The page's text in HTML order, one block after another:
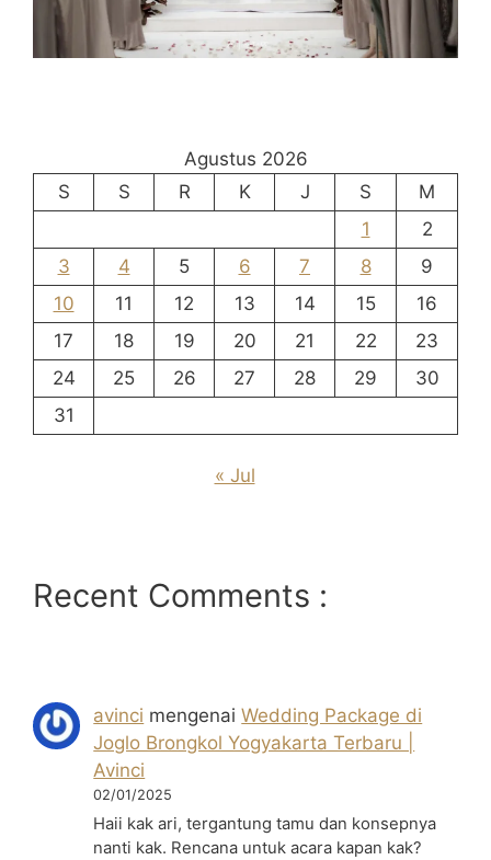
Agustus 2026
S
S R K J S
M
1
2
3
4 5 6 7 8
9
10
11 12 13 14 15
16
17
18 19 20 21 22
23
24
25 26 27 28 29
30
31
« Jul
Recent Comments :
avinci mengenaiWedding Package di
Joglo Brongkol Yogyakarta Terbaru |
Avinci
02/01/2025
Haii kak ari, tergantung tamu dan konsepnya
nanti kak. Rencana untuk acara kapan kak?